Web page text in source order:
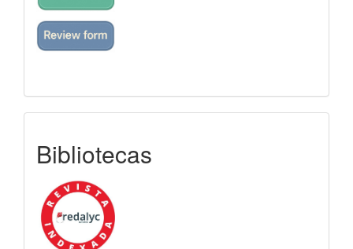
Bibliotecas